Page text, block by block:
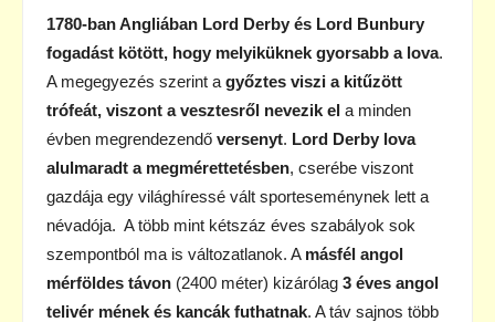
1780-ban Angliában Lord Derby és Lord Bunbury
fogadást kötött, hogy melyiküknek gyorsabb a lova.
A megegyezés szerint a győztes viszi a kitűzött
trófeát, viszont a vesztesről nevezik el a minden
évben megrendezendő versenyt. Lord Derby lova
alulmaradt a megmérettetésben, cserébe viszont
gazdája egy világhíressé vált sporteseménynek lett a
névadója. A több mint kétszáz éves szabályok sok
szempontból ma is változatlanok. A másfél angol
mérföldes távon (2400 méter) kizárólag 3 éves angol
telivér mének és kancák futhatnak. A táv sajnos több